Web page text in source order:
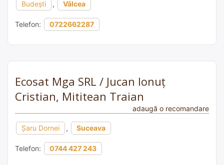
Budești , Vâlcea
Telefon: 0722662287
Ecosat Mga SRL / Jucan Ionuț
Cristian, Mititean Traian
adaugă o recomandare
Şaru Dornei , Suceava
Telefon: 0744 427 243